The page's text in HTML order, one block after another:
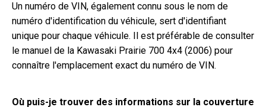
Un numéro de VIN, également connu sous le nom de
numéro d'identification du véhicule, sert d'identifiant
unique pour chaque véhicule. Il est préférable de consulter
le manuel de la Kawasaki Prairie 700 4x4 (2006) pour
connaître l'emplacement exact du numéro de VIN.
Où puis-je trouver des informations sur la couverture